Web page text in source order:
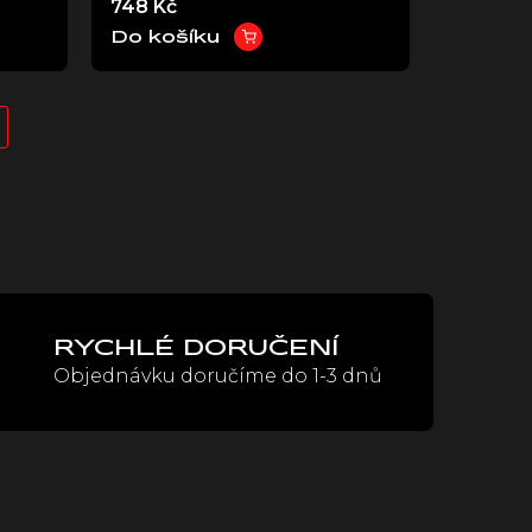
748 Kč
Do košíku
RYCHLÉ DORUČENÍ
Objednávku doručíme do 1-3 dnů